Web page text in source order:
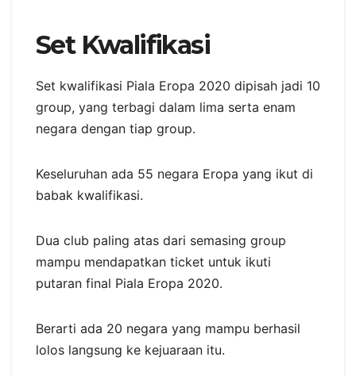
Set Kwalifikasi
Set kwalifikasi Piala Eropa 2020 dipisah jadi 10
group, yang terbagi dalam lima serta enam
negara dengan tiap group.
Keseluruhan ada 55 negara Eropa yang ikut di
babak kwalifikasi.
Dua club paling atas dari semasing group
mampu mendapatkan ticket untuk ikuti
putaran final Piala Eropa 2020.
Berarti ada 20 negara yang mampu berhasil
lolos langsung ke kejuaraan itu.